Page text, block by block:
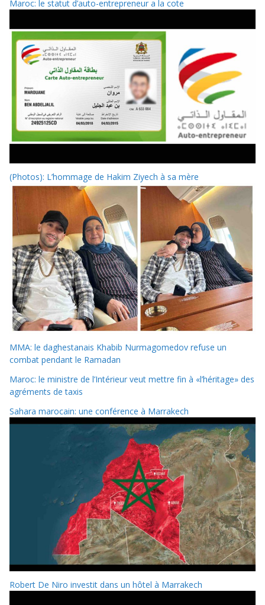
Maroc: le statut d’auto-entrepreneur a la cote
(Photos): L’hommage de Hakim Ziyech à sa mère
MMA: le daghestanais Khabib Nurmagomedov refuse un
combat pendant le Ramadan
Maroc: le ministre de l’Intérieur veut mettre fin à «l’héritage» des
agréments de taxis
Sahara marocain: une conférence à Marrakech
Robert De Niro investit dans un hôtel à Marrakech